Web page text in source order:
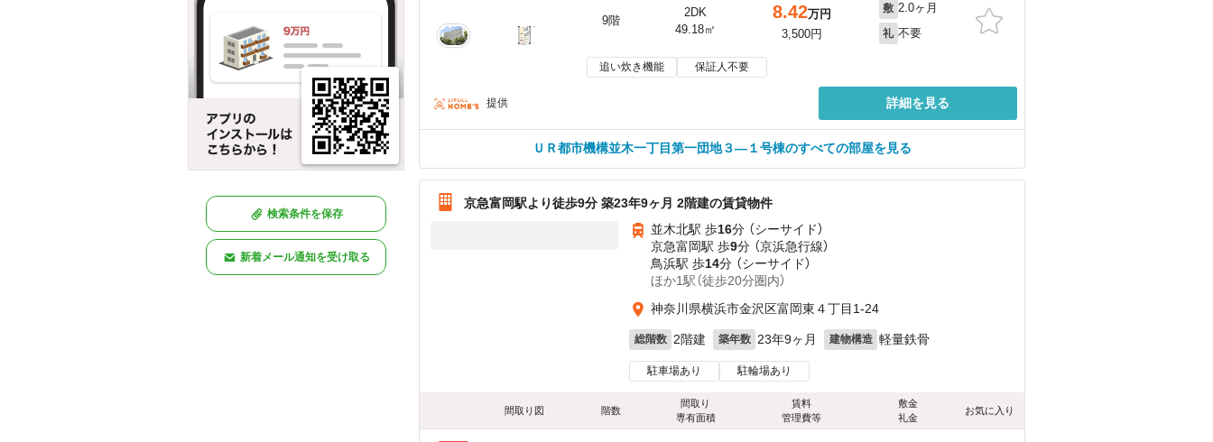
検索条件を保存
新着メール通知を受け取る
9階
2DK
49.18㎡
8.42万円
3,500円
敷 2.0ヶ月
礼 不要
追い炊き機能 保証人不要
提供 詳細を見る
ＵＲ都市機構並木一丁目第一団地３—１号棟のすべての部屋を見る
京急富岡駅より徒歩9分 築23年9ヶ月 2階建の賃貸物件
並木北駅 歩16分 （シーサイド）
京急富岡駅 歩9分 （京浜急行線）
鳥浜駅 歩14分 （シーサイド）
ほか1駅（徒歩20分圏内）
神奈川県横浜市金沢区富岡東４丁目1-24
総階数 2階建 築年数 23年9ヶ月 建物構造 軽量鉄骨
駐車場あり 駐輪場あり
間取り図 階数
間取り
専有面積
賃料
管理費等
敷金
礼金
お気に入り